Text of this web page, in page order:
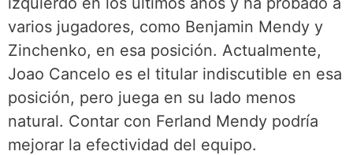
varios jugadores, como Benjamin Mendy y
Zinchenko, en esa posición. Actualmente,
Joao Cancelo es el titular indiscutible en esa
posición, pero juega en su lado menos
natural. Contar con Ferland Mendy podría
mejorar la efectividad del equipo.